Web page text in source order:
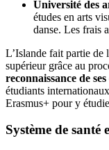
Université des
études en arts
danse. Les frais
L’Islande fait partie de
supérieur grâce au
reconnaissance de
étudiants
Erasmus+ pour y
Système de santé